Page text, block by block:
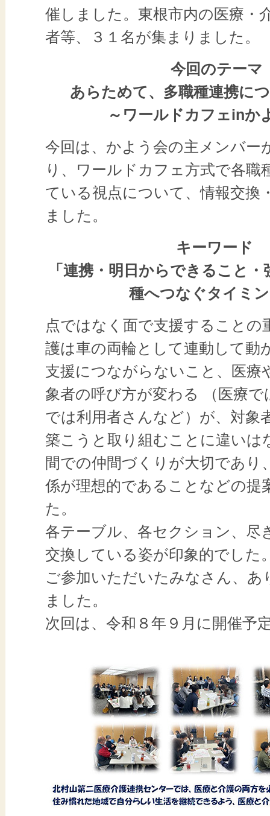
催しました。東根市内の医療・
者等、３１名が集まりました
今回のテーマ
あらためて、多職種連携に
～ワールドカフェinか
今回は、かよう会の主メンバー
り、ワールドカフェ方式で各職
ている視点について、情報交換
ました。
キーワード
「連携・明日からできること
種へつなぐタイミ
点ではなく面で支援することの
護は車の両輪として連動して動
支援につながらないこと、医療
象者の呼び方が変わる （医療で
では利用者さんなど）が、対象
築こうと取り組むことに違いは
間での仲間づくりが大切であり
係が理想的であることなどの提
た。
各テーブル、各セクション、尽
交換している姿が印象的でした
ご参加いただいたみなさん、あ
ました。
次回は、令和８年９月に開催予